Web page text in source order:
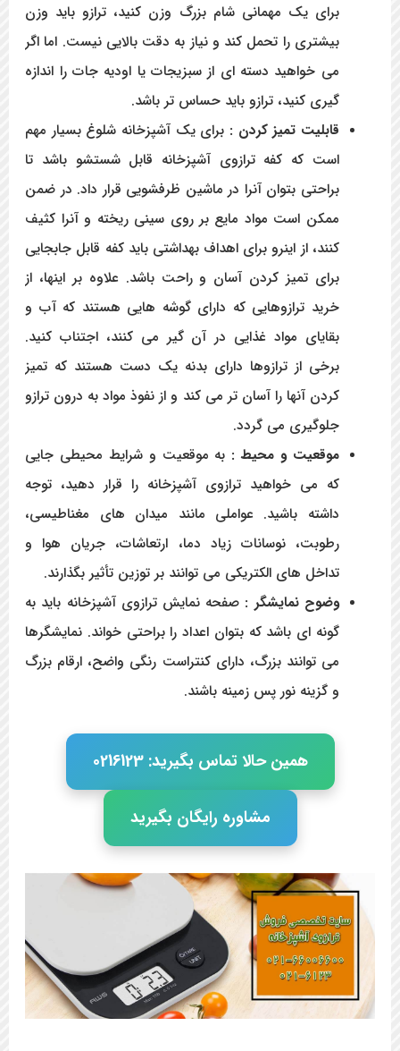
برای یک مهمانی شام بزرگ وزن کنید، ترازو باید وزن
بیشتری را تحمل کند و نیاز به دقت بالایی نیست. اما اگر
می خواهید دسته ای از سبزیجات یا اودیه جات را اندازه
گیری کنید، ترازو باید حساس تر باشد.
قابلیت تمیز کردن : برای یک آشپزخانه شلوغ بسیار مهم
است که کفه ترازوی آشپزخانه قابل شستشو باشد تا
براحتی بتوان آنرا در ماشین ظرفشویی قرار داد. در ضمن
ممکن است مواد مایع بر روی سینی ریخته و آنرا کثیف
کنند، از اینرو برای اهداف بهداشتی باید کفه قابل جابجایی
برای تمیز کردن آسان و راحت باشد. علاوه بر اینها، از
خرید ترازوهایی که دارای گوشه هایی هستند که آب و
بقایای مواد غذایی در آن گیر می کنند، اجتناب کنید.
برخی از ترازوها دارای بدنه یک دست هستند که تمیز
کردن آنها را آسان تر می کند و از نفوذ مواد به درون ترازو
جلوگیری می گردد.
موقعیت و محیط : به موقعیت و شرایط محیطی جایی
که می خواهید ترازوی آشپزخانه را قرار دهید، توجه
داشته باشید. عواملی مانند میدان های مغناطیسی،
رطوبت، نوسانات زیاد دما، ارتعاشات، جریان هوا و
تداخل های الکتریکی می توانند بر توزین تأثیر بگذارند.
وضوح نمایشگر : صفحه نمایش ترازوی آشپزخانه باید به
گونه ای باشد که بتوان اعداد را براحتی خواند. نمایشگرها
می توانند بزرگ، دارای کنتراست رنگی واضح، ارقام بزرگ
و گزینه نور پس زمینه باشند.
همین حالا تماس بگیرید: 0216123
مشاوره رایگان بگیرید